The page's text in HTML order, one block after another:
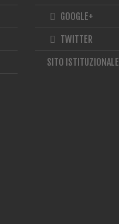
GOOGLE+
TWITTER
SITO ISTITUZIONALE